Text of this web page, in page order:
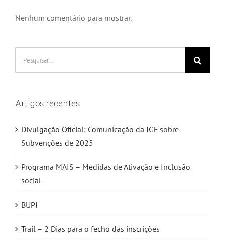
Nenhum comentário para mostrar.
Artigos recentes
Divulgação Oficial: Comunicação da IGF sobre
Subvenções de 2025
Programa MAIS – Medidas de Ativação e Inclusão
social
BUPI
Trail – 2 Dias para o fecho das inscrições